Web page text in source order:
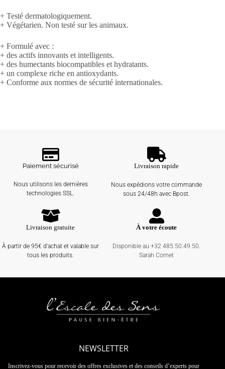
+ Testé dermatologiquement.
+ Végétarien. Non testé sur les animaux.
+ Formulé avec :
+ des actifs innovants et intelligents.
+ des humectants biocompatibles et hydratants.
+ un complexe riche en antioxydants.
+ Conforme aux normes de sécurité internationales.
Paiement sécurisé
Nous utilisons les dernières
technologies SSL.
Livraison rapide
Nous expédions votre commande
sous 24/48h avec Bpost.
Livraison gratuite
À partir de 95€ d'achat et valable sur
tous les produits.
À votre écoute
Disponible au +32 485.50.49.50.
Sarah Cornet
NEWSLETTER
Inscrivez-vous pour recevoir des offres exclusives et des conseils d’experts pour